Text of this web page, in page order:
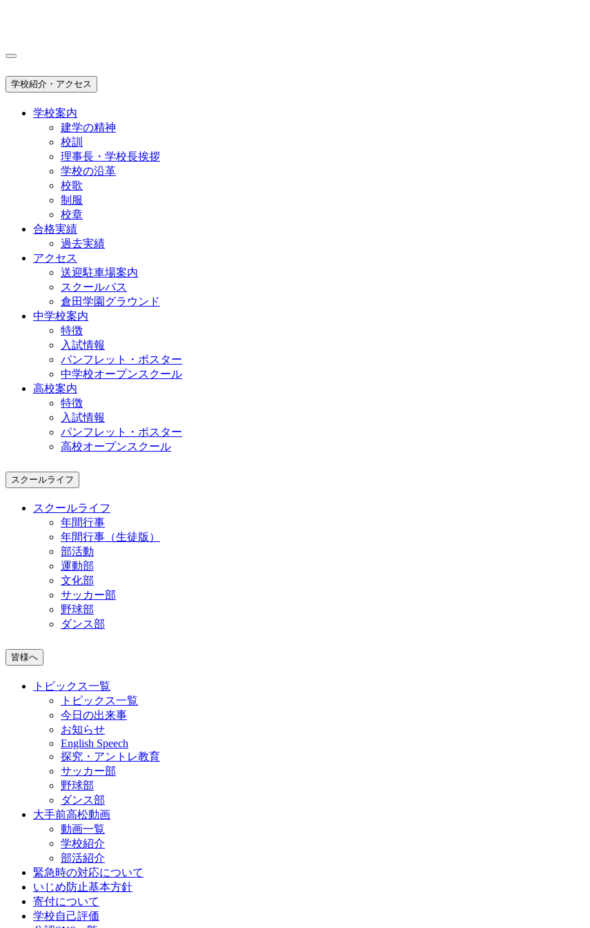
学校紹介・アクセス
学校案内
建学の精神
校訓
理事長・学校長挨拶
学校の沿革
校歌
制服
校章
合格実績
過去実績
アクセス
送迎駐車場案内
スクールバス
倉田学園グラウンド
中学校案内
特徴
入試情報
パンフレット・ポスター
中学校オープンスクール
高校案内
特徴
入試情報
パンフレット・ポスター
高校オープンスクール
スクールライフ
スクールライフ
年間行事
年間行事（生徒版）
部活動
運動部
文化部
サッカー部
野球部
ダンス部
皆様へ
トピックス一覧
トピックス一覧
今日の出来事
お知らせ
English Speech
探究・アントレ教育
サッカー部
野球部
ダンス部
大手前高松動画
動画一覧
学校紹介
部活紹介
緊急時の対応について
いじめ防止基本方針
寄付について
学校自己評価